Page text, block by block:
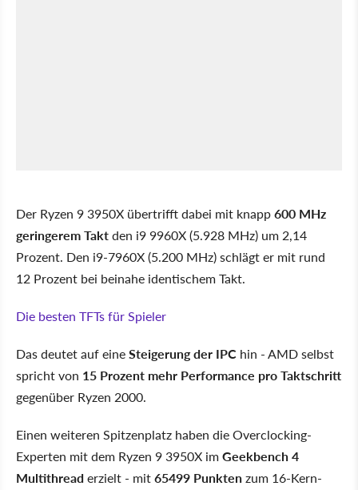
Der Ryzen 9 3950X übertrifft dabei mit knapp600 MHz
geringerem Taktden i9 9960X (5.928 MHz) um 2,14
Prozent. Den i9-7960X (5.200 MHz) schlägt er mit rund
12 Prozent bei beinahe identischem Takt.
Die besten TFTs für Spieler
Das deutet auf eineSteigerung der IPC hin - AMD selbst
spricht von 15 Prozent mehr Performance pro Taktschritt
gegenüber Ryzen 2000.
Einen weiteren Spitzenplatz haben die Overclocking-
Experten mit dem Ryzen 9 3950X imGeekbench 4
Multithreaderzielt - mit65499 Punktenzum 16-Kern-